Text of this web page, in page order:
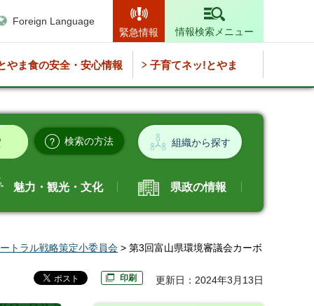
Foreign Language
緊急情報
情報検索メニュー
やま食の安全・安心情報 子育てネッ!とやま
検索の方法 組織から探す
魅力・観光・文化 県政の情報
トラル戦略策定小委員会 > 第3回富山県環境審議会カーボ
印刷 更新日：2024年3月13日